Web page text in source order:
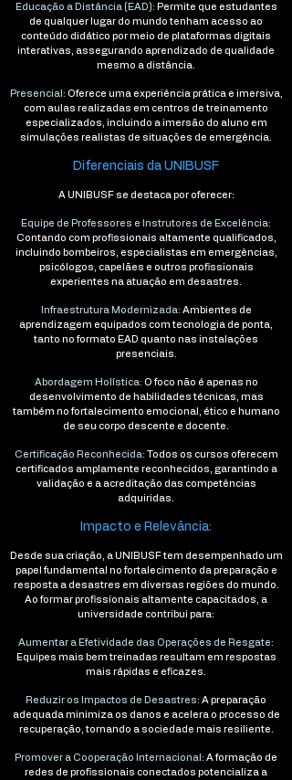
Educação a Distância (EAD): Permite que estudantes
de qualquer lugar do mundo tenham acesso ao
conteúdo didático por meio de plataformas digitais
interativas, assegurando aprendizado de qualidade
mesmo a distância.
Presencial: Oferece uma experiência prática e imersiva,
com aulas realizadas em centros de treinamento
especializados, incluindo a imersão do aluno em
simulações realistas de situações de emergência.
Diferenciais da UNIBUSF
A UNIBUSF se destaca por oferecer:
Equipe de Professores e Instrutores de Excelência:
Contando com profissionais altamente qualificados,
incluindo bombeiros, especialistas em emergências,
psicólogos, capelães e outros profissionais
experientes na atuação em desastres.
Infraestrutura Modernizada: Ambientes de
aprendizagem equipados com tecnologia de ponta,
tanto no formato EAD quanto nas instalações
presenciais.
Abordagem Holística: O foco não é apenas no
desenvolvimento de habilidades técnicas, mas
também no fortalecimento emocional, ético e humano
de seu corpo descente e docente.
Certificação Reconhecida: Todos os cursos oferecem
certificados amplamente reconhecidos, garantindo a
validação e a acreditação das competências
adquiridas.
Impacto e Relevância:
Desde sua criação, a UNIBUSF tem desempenhado um
papel fundamental no fortalecimento da preparação e
resposta a desastres em diversas regiões do mundo.
Ao formar profissionais altamente capacitados, a
universidade contribui para:
Aumentar a Efetividade das Operações de Resgate:
Equipes mais bem treinadas resultam em respostas
mais rápidas e eficazes.
Reduzir os Impactos de Desastres: A preparação
adequada minimiza os danos e acelera o processo de
recuperação, tornando a sociedade mais resiliente.
Promover a Cooperação Internacional: A formação de
redes de profissionais conectados potencializa a